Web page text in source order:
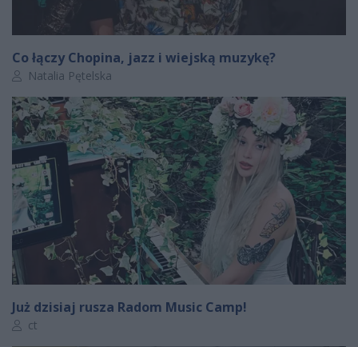
Co łączy Chopina, jazz i wiejską muzykę?
Autor artykułu:
Natalia Pętelska
Już dzisiaj rusza Radom Music Camp!
Autor artykułu:
ct